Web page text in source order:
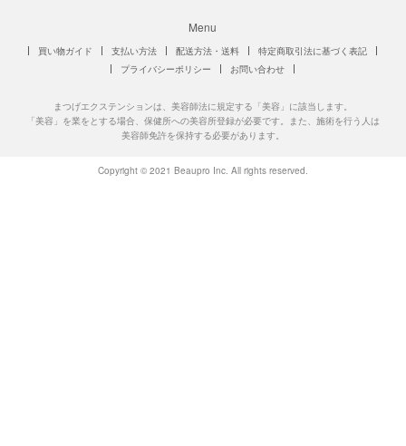
Menu
買い物ガイド 支払い方法 配送方法・送料
特定商取引法に基づく表記
プライバシーポリシー
お問い合わせ
まつげエクステンションは、美容師法に規定する「美容」に該当します。
「美容」を業をとする場合、保健所への美容所登録が必要です。また、施術を行う人は
美容師免許を保持する必要があります。
Copyright © 2021 Beaupro Inc. All rights reserved.